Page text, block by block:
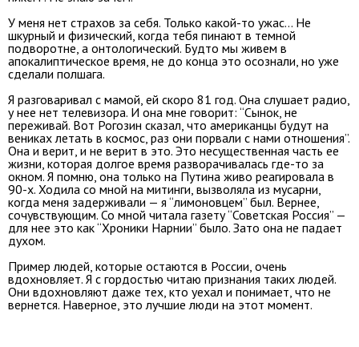
У меня нет страхов за себя. Только какой-то ужас… Не
шкурный и физический, когда тебя пинают в темной
подворотне, а онтологический. Будто мы живем в
апокалиптическое время, не до конца это осознали, но уже
сделали полшага.
Я разговаривал с мамой, ей скоро 81 год. Она слушает радио,
у нее нет телевизора. И она мне говорит: “Сынок, не
переживай. Вот Рогозин сказал, что американцы будут на
вениках летать в космос, раз они порвали с нами отношения”.
Она и верит, и не верит в это. Это несущественная часть ее
жизни, которая долгое время разворачивалась где-то за
окном. Я помню, она только на Путина живо реагировала в
90-х. Ходила со мной на митинги, вызволяла из мусарни,
когда меня задерживали — я “лимоновцем” был. Вернее,
сочувствующим. Со мной читала газету “Советская Россия” —
для нее это как “Хроники Нарнии” было. Зато она не падает
духом.
Пример людей, которые остаются в России, очень
вдохновляет. Я с гордостью читаю признания таких людей.
Они вдохновляют даже тех, кто уехал и понимает, что не
вернется. Наверное, это лучшие люди на этот момент.